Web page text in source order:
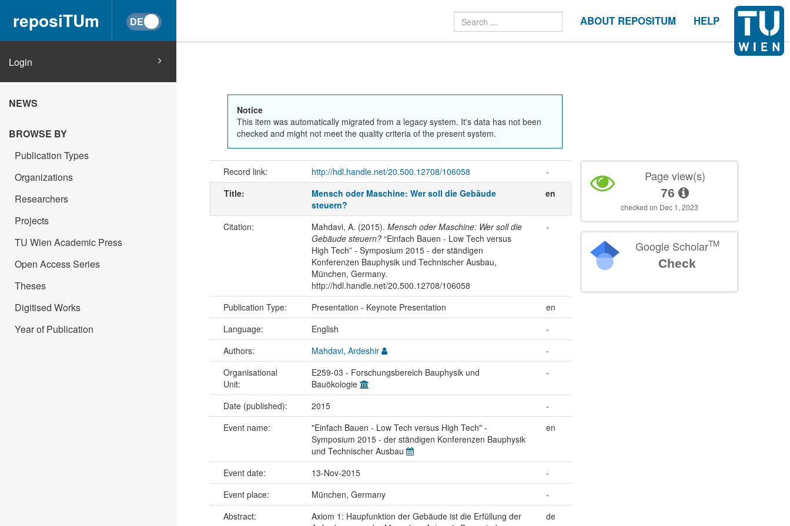
reposiTUm ABOUT REPOSITUM HELP
Login
NEWS
BROWSE BY
Publication Types
Organizations
Researchers
Projects
TU Wien Academic Press
Open Access Series
Theses
Digitised Works
Year of Publication
Notice
This item was automatically migrated from a legacy system. It's data has not been
checked and might not meet the quality criteria of the present system.
Record link: http://hdl.handle.net/20.500.12708/106058
-
Title:
Mensch oder Maschine: Wer soll die Gebäude
steuern?
en
Citation: Mahdavi, A. (2015). Mensch oder Maschine: Wer soll die
Gebäude steuern?“Einfach Bauen - Low Tech versus
High Tech” - Symposium 2015 - der ständigen
Konferenzen Bauphysik und Technischer Ausbau,
München, Germany.
http://hdl.handle.net/20.500.12708/106058
-
Publication Type: Presentation - Keynote Presentation
en
Language:
English
-
Authors:
Mahdavi, Ardeshir
-
Organisational
Unit:
E259-03 - Forschungsbereich Bauphysik und
Bauökologie
-
Date (published): 2015
-
Event name:
"Einfach Bauen - Low Tech versus High Tech" -
Symposium 2015 - der ständigen Konferenzen Bauphysik
und Technischer Ausbau
en
Event date: 13-Nov-2015
-
Event place:
München, Germany
-
Abstract:
Axiom 1: Haupfunktion der Gebäude ist die Erfüllung der
de
Page view(s)
76
checked on Dec 1, 2023
Google ScholarTM
Check